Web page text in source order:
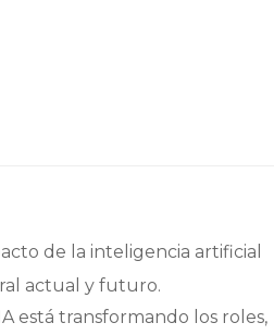
de la inteligencia artificial
actual y futuro.
está transformando los roles,